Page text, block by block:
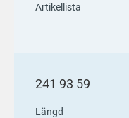
Artikellista
241 93 59
Längd